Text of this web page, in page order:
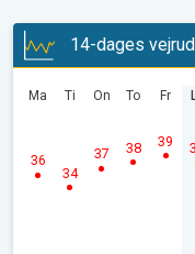
14-dages
Ma
36
Ti
34
On
37
To
38
Fr
39